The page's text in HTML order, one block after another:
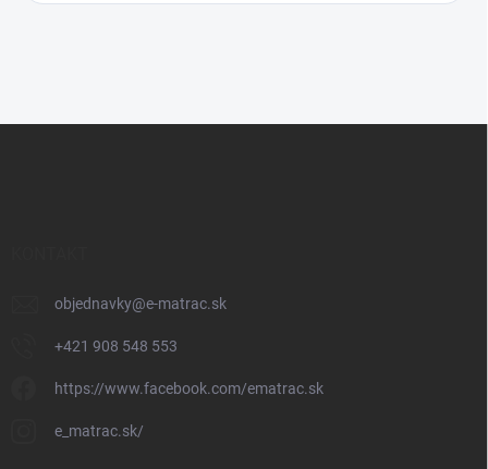
objednavky@e-matrac.sk
+421 908 548 553
https://www.facebook.com/ematrac.sk
e_matrac.sk/